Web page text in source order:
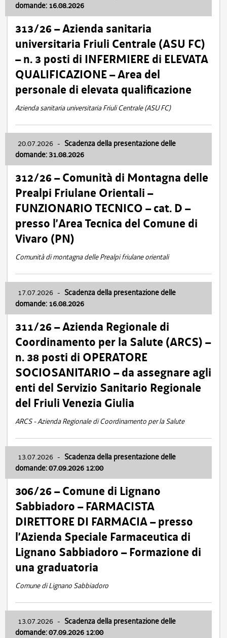
domande: 16.08.2026
313/26 – Azienda sanitaria
universitaria Friuli Centrale (ASU FC)
– n. 3 posti di INFERMIERE di ELEVATA
QUALIFICAZIONE – Area del
personale di elevata qualificazione
Azienda sanitaria universitaria Friuli Centrale (ASU FC)
20.07.2026 - Scadenza della presentazione delle
domande: 31.08.2026
312/26 – Comunità di Montagna delle
Prealpi Friulane Orientali –
FUNZIONARIO TECNICO – cat. D –
presso l’Area Tecnica del Comune di
Vivaro (PN)
Comunità di montagna delle Prealpi friulane orientali
17.07.2026 - Scadenza della presentazione delle
domande: 16.08.2026
311/26 – Azienda Regionale di
Coordinamento per la Salute (ARCS) –
n. 38 posti di OPERATORE
SOCIOSANITARIO – da assegnare agli
enti del Servizio Sanitario Regionale
del Friuli Venezia Giulia
ARCS - Azienda Regionale di Coordinamento per la Salute
13.07.2026 - Scadenza della presentazione delle
domande: 07.09.2026 12:00
306/26 – Comune di Lignano
Sabbiadoro – FARMACISTA
DIRETTORE DI FARMACIA – presso
l’Azienda Speciale Farmaceutica di
Lignano Sabbiadoro – Formazione di
una graduatoria
Comune di Lignano Sabbiadoro
13.07.2026 - Scadenza della presentazione delle
domande: 07.09.2026 12:00